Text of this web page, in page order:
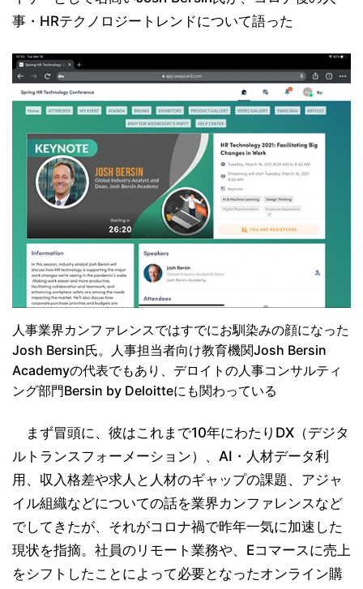
事・HRテクノロジートレンドについて語った
人事業界カンファレンスではすでにお馴染みの顔になった
Josh Bersin氏。人事担当者向け教育機関Josh Bersin
Academyの代表でもあり、デロイトの人事コンサルティ
ング部門Bersin by Deloitteにも関わっている
まず冒頭に、彼はこれまで10年にわたりDX（デジタ
ルトランスフォーメーション）、AI・人材データ利
用、収入格差や求人と人材のギャップの課題、アジャ
イル組織などについての話を業界カンファレンスなど
でしてきたが、それがコロナ禍で昨年一気に加速した
現状を指摘。社員のリモート業務や、Eコマースに売上
をシフトしたことによって必要となったオンライン購